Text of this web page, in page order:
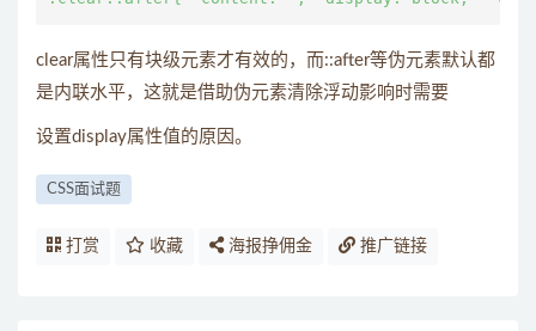
clear属性只有块级元素才有效的，而::after等伪元素默认都
是内联水平，这就是借助伪元素清除浮动影响时需要
设置display属性值的原因。
CSS面试题
打赏 收藏 海报挣佣金 推广链接